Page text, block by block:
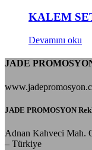
KALEM
Devamını oku
JADE
JADE PROMOSYON
Adnan Kahveci Mah.
– Türkiye